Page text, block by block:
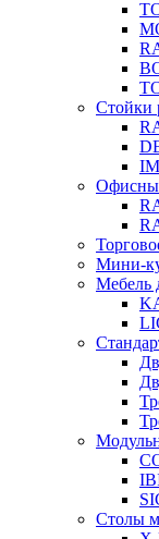
Стойки
Мини-
Мебель
Столы